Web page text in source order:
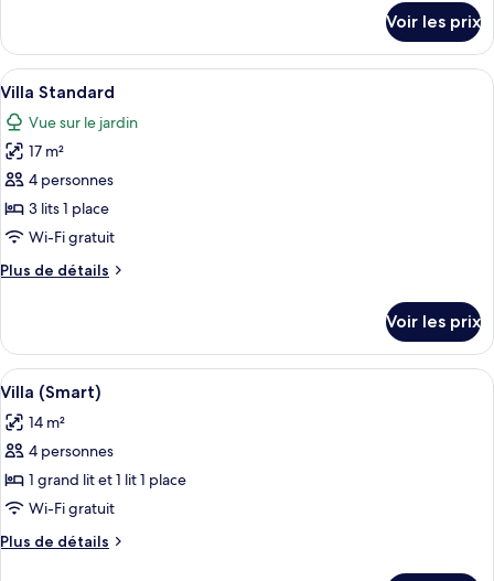
Chalet
Standard
le
type
de
chambre
Chalet
Standard
Voir les prix
Afficher
toutes
les
photos
pour
ce
type
chambre :
Une chambre d’hôtel avec deux
10
Villa Standard
Vue sur le jardin
17 m²
4 personnes
3 lits 1 place
Wi-Fi gratuit
Plus de détails
Plus
le
type
de
chambre
Villa
Standard
Voir les prix
Afficher
toutes
les
photos
pour
ce
type
de
Un bâtiment à deux étages doté
7
Villa (Smart)
14 m²
4 personnes
1 grand lit et 1 lit 1 place
Wi-Fi gratuit
Plus de détails
Plus